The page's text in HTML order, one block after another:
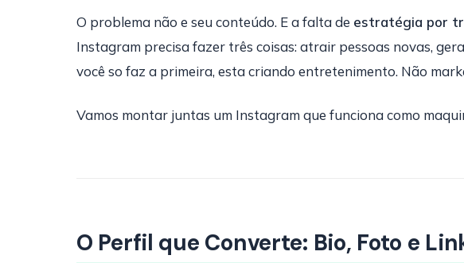
O problema não e seu conteúdo. E a falta de estratégia por
Instagram precisa fazer três coisas: atrair pessoas novas,
você so faz a primeira, esta criando entretenimento. Não
Vamos montar juntas um Instagram que funciona como
O Perfil que Converte: Bio, Foto e